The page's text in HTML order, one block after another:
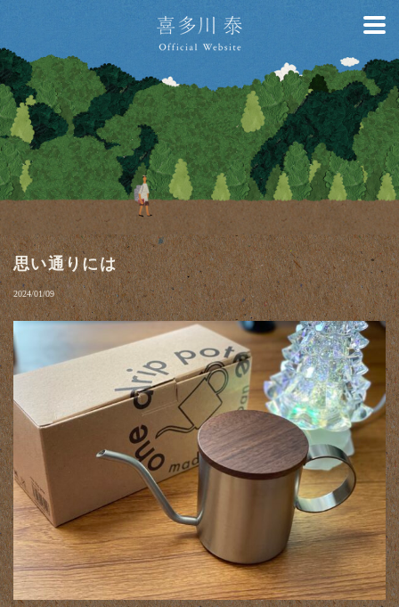
思い通りには
2024/01/09